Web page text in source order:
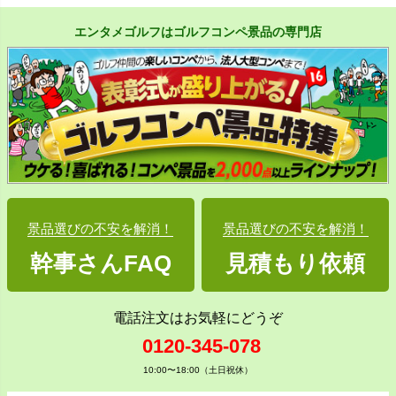
エンタメゴルフはゴルフコンペ景品の専門店
景品選びの不安を解消！
幹事さんFAQ
景品選びの不安を解消！
見積もり依頼
電話注文はお気軽にどうぞ
0120-345-078
10:00〜18:00（土日祝休）